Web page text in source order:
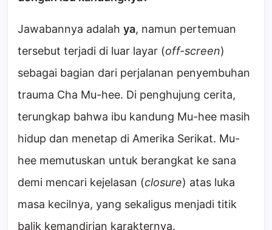
Jawabannya adalah ya, namun pertemuan
tersebut terjadi di luar layar (off-screen)
sebagai bagian dari perjalanan penyembuhan
trauma Cha Mu-hee. Di penghujung cerita,
terungkap bahwa ibu kandung Mu-hee masih
hidup dan menetap di Amerika Serikat. Mu-
hee memutuskan untuk berangkat ke sana
demi mencari kejelasan (closure) atas luka
masa kecilnya, yang sekaligus menjadi titik
balik kemandirian karakternya.